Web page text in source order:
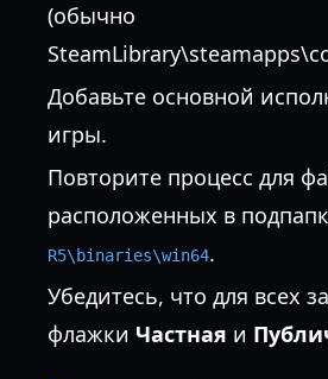
(обычно
Добавьте основной
игры.
Повторите процесс для
расположенных в
R5\binaries\win64.
Убедитесь, что для всех
флажки Частная и